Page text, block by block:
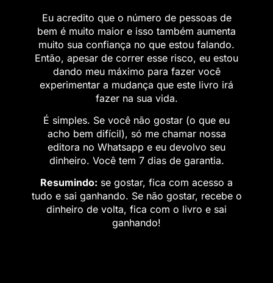
Eu acredito que o número de pessoas de
bem é muito maior e isso também aumenta
muito sua confiança no que estou falando.
Então, apesar de correr esse risco, eu estou
dando meu máximo para fazer você
experimentar a mudança que este livro irá
fazer na sua vida.
É simples. Se você não gostar (o que eu
acho bem difícil), só me chamar nossa
editora no Whatsapp e eu devolvo seu
dinheiro. Você tem 7 dias de garantia.
Resumindo: se gostar, fica com acesso a
tudo e sai ganhando. Se não gostar, recebe o
dinheiro de volta, fica com o livro e sai
ganhando!